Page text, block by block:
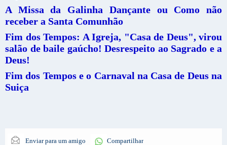
A Missa da Galinha Dançante ou Como não
receber a Santa Comunhão
Fim dos Tempos: A Igreja, "Casa de Deus", virou
salão de baile gaúcho! Desrespeito ao Sagrado e a
Deus!
Fim dos Tempos e o Carnaval na Casa de Deus na
Suiça
Enviar para um amigo Compartilhar